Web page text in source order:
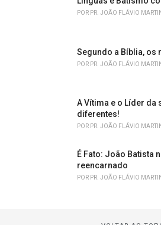
POR PR. JOÃO FLÁVIO
Segundo a Bíblia, os
POR PR. JOÃO FLÁVIO
A Vítima e o Líder da
diferentes!
POR PR. JOÃO FLÁVIO
É Fato: João Batista
reencarnado
POR PR. JOÃO FLÁVIO